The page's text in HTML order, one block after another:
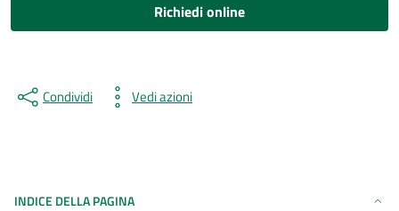
Richiedi online
Condividi Vedi azioni
INDICE DELLA PAGINA